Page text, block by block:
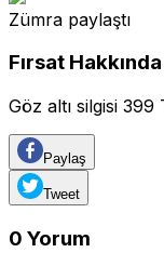
Zümra paylaştı
Fırsat Hakkında
Göz altı silgisi 399
Paylaş
Tweet
0 Yorum